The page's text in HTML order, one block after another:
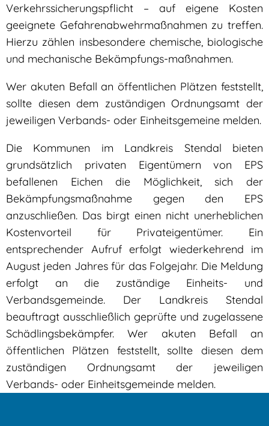
Verkehrssicherungspflicht – auf eigene Kosten
geeignete Gefahrenabwehrmaßnahmen zu treffen.
Hierzu zählen insbesondere chemische, biologische
und mechanische Bekämpfungs-maßnahmen.
Wer akuten Befall an öffentlichen Plätzen feststellt,
sollte diesen dem zuständigen Ordnungsamt der
jeweiligen Verbands- oder Einheitsgemeine melden.
Die Kommunen im Landkreis Stendal bieten
grundsätzlich privaten Eigentümern von EPS
befallenen Eichen die Möglichkeit, sich der
Bekämpfungsmaßnahme gegen den EPS
anzuschließen. Das birgt einen nicht unerheblichen
Kostenvorteil für Privateigentümer. Ein
entsprechender Aufruf erfolgt wiederkehrend im
August jeden Jahres für das Folgejahr. Die Meldung
erfolgt an die zuständige Einheits- und
Verbandsgemeinde. Der Landkreis Stendal
beauftragt ausschließlich geprüfte und zugelassene
Schädlingsbekämpfer. Wer akuten Befall an
öffentlichen Plätzen feststellt, sollte diesen dem
zuständigen Ordnungsamt der jeweiligen
Verbands- oder Einheitsgemeinde melden.